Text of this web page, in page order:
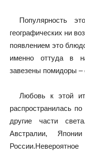
Популярность
географических ни
появлением это
именно оттуда в
завезены помидоры –
Любовь к этой
распространилась
другие части
Австралии,